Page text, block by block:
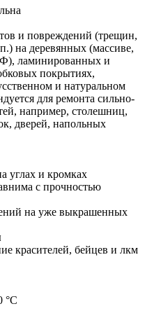
и повреждений (трещин,
на деревянных (массиве,
ламинированных и
покрытиях,
и натуральном
для ремонта сильно‐
например, столешниц,
дверей, напольных
углах и кромках
с прочностью
на уже выкрашенных
красителей, бейцев и лкм
°С